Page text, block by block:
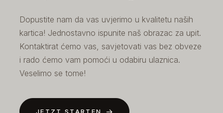
Dopustite nam da vas uvjerimo u kvalitetu naših
kartica! Jednostavno ispunite naš obrazac za upit.
Kontaktirat ćemo vas, savjetovati vas bez obveze
i rado ćemo vam pomoći u odabiru ulaznica.
Veselimo se tome!
JETZT STARTEN